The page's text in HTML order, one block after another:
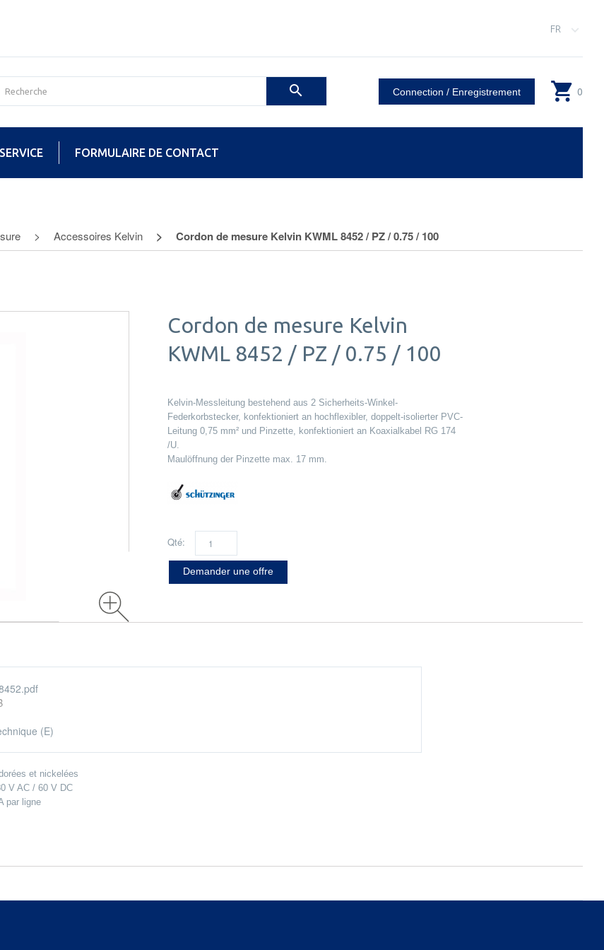
FR
Connection / Enregistrement 0
SERVICE FORMULAIRE DE CONTACT
Accessoires Kelvin Cordon de mesure Kelvin KWML 8452 / PZ / 0.75 / 100
Cordon de mesure Kelvin
KWML 8452 / PZ / 0.75 / 100
Kelvin-Messleitung bestehend aus 2 Sicherheits-Winkel-
Federkorbstecker, konfektioniert an hochflexibler, doppelt-isolierter PVC-
Leitung 0,75 mm² und Pinzette, konfektioniert an Koaxialkabel RG 174
/U.
Maulöffnung der Pinzette max. 17 mm.
Qté:
Demander une offre
(E)
et nickelées
V AC / 60 V DC
par ligne